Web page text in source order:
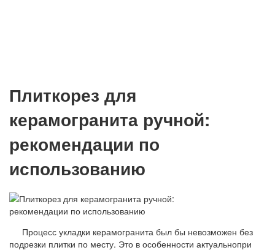
Плиткорез для
керамогранита ручной:
рекомендации по
использованию
Процесс укладки керамогранита был бы невозможен без
подрезки плитки по месту. Это в особенности актуальнопри